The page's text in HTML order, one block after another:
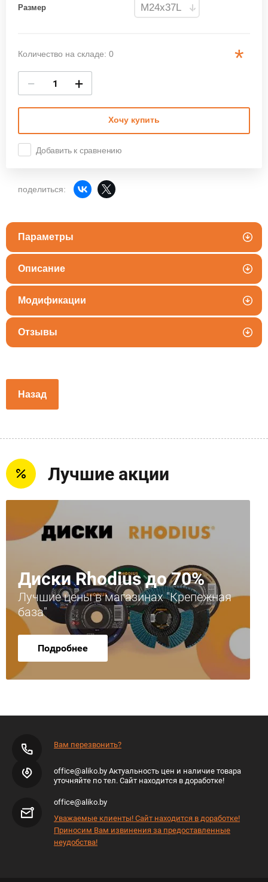
Размер
Количество на складе: 0 *
− +
Хочу купить
Добавить к сравнению
поделиться:
Параметры
Описание
Модификации
Отзывы
Назад
Лучшие акции
Диски Rhodius до 70%
Лучшие цены в магазинах "Крепежная
база"
Подробнее
Вам перезвонить?
office@aliko.by Актуальность цен и наличие товара
уточняйте по тел. Сайт находится в доработке!
office@aliko.by
Уважаемые клиенты! Сайт находится в доработке!
Приносим Вам извинения за предоставленные
неудобства!